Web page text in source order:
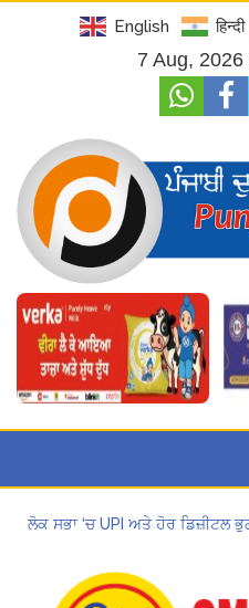
English हिन्दी
7 Aug, 2026